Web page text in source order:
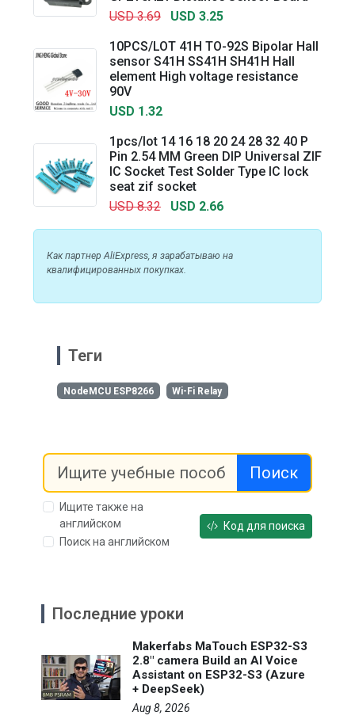
USD 3.69
USD 3.25
10PCS/LOT 41H TO-92S Bipolar Hall
sensor S41H SS41H SH41H Hall
element High voltage resistance
90V
USD 1.32
1pcs/lot 14 16 18 20 24 28 32 40 P
Pin 2.54 MM Green DIP Universal ZIF
IC Socket Test Solder Type IC lock
seat zif socket
USD 8.32
USD 2.66
Как партнер AliExpress, я зарабатываю на
квалифицированных покупках.
Теги
NodeMCU ESP8266 Wi-Fi Relay
Поиск
Ищите также на
английском
Поиск на английском
Код для поиска
Последние уроки
Makerfabs MaTouch ESP32-S3
2.8" camera Build an AI Voice
Assistant on ESP32-S3 (Azure
+ DeepSeek)
Aug 8, 2026